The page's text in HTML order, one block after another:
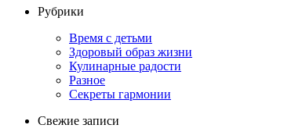
Рубрики
Время с детьми
Здоровый образ жизни
Кулинарные радости
Разное
Секреты гармонии
Свежие записи